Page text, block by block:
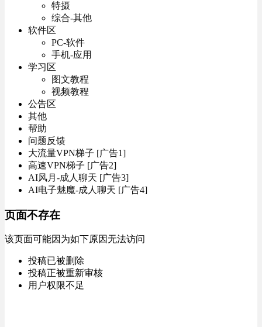
特摄
综合-其他
软件区
PC-软件
手机-应用
学习区
图文教程
视频教程
公告区
其他
帮助
问题反馈
大流量VPN梯子 [广告1]
高速VPN梯子 [广告2]
AI风月-成人聊天 [广告3]
AI电子魅魔-成人聊天 [广告4]
页面不存在
该页面可能因为如下原因无法访问
投稿已被删除
投稿正被重新审核
用户权限不足